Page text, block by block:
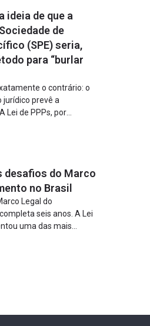
ideia de que a
de
(SPE) seria,
para “burlar
o contrário: o
prevê a
Lei de PPPs, por
implantar e gerir o
figura é facultativa e
de projeto a
desafios do Marco
no Brasil
Legal do
seis anos. A Lei
uma das mais
para a